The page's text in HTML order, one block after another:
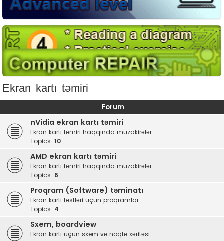
Ekran kartı təmiri
Forum
nVidia ekran kartı təmiri
Ekran kartı təmiri haqqında müzakirələr
Topics: 10
AMD ekran kartı təmiri
Ekran kartı təmiri haqqında müzakirələr
Topics: 6
Proqram (Software) təminatı
Ekran kartı testləri üçün proqramlar
Topics: 4
Sxem, boardview
Ekran kartı üçün sxem və nöqtə xəritəsi